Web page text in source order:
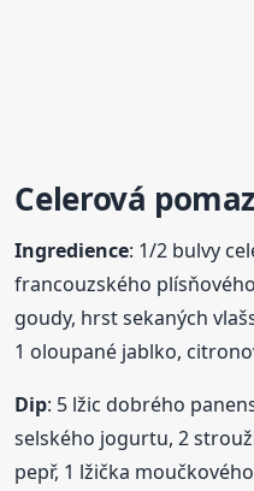
Celerová
Ingredience: 1/2 bulvy
francouzského
goudy, hrst sekaných
1 oloupané jablko,
Dip: 5 lžic dobrého
selského jogurtu, 2
pepř, 1 lžička